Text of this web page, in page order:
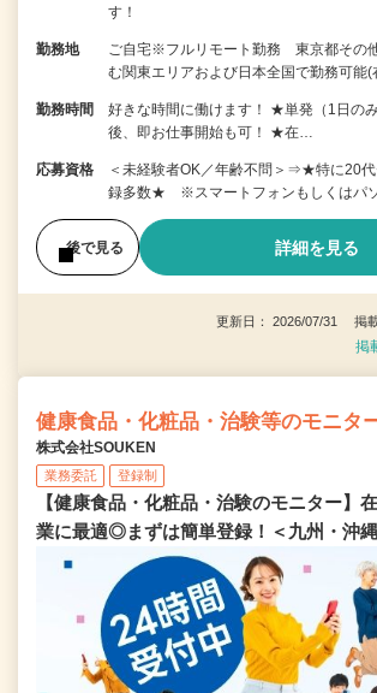
す！
勤務地
ご自宅※フルリモート勤務 東京都その
む関東エリアおよび日本全国で勤務可能(
勤務時間
好きな時間に働けます！ ★単発（1日の
後、即お仕事開始も可！ ★在…
応募資格
＜未経験者OK／年齢不問＞⇒★特に20
録多数★ ※スマートフォンもしくはパ
後で見る 詳細を見る
更新日： 2026/07/31 掲
掲
健康食品・化粧品・治験等のモニタ
株式会社SOUKEN
業務委託 登録制
【健康食品・化粧品・治験のモニター】
業に最適◎まずは簡単登録！＜九州・沖